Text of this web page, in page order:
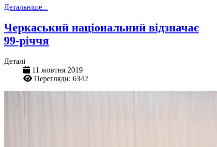
Детальніше...
Черкаський національний відзначає
99-річчя
Деталі
11 жовтня 2019
Перегляди: 6342